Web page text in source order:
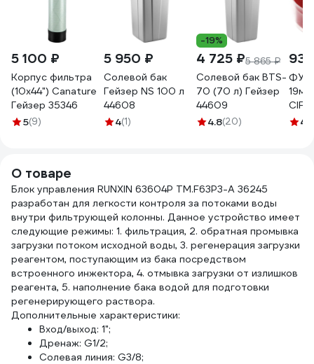
5 100 ₽
Корпус фильтра
(10х44") Canature
Гейзер 35346
5(9)
5 950 ₽
Солевой бак
Гейзер NS 100 л
44608
4(1)
-19%
4 725 ₽5 865 ₽
Солевой бак BTS-
70 (70 л) Гейзер
44609
4.8(20)
93
4.7
О товаре
Блок управления RUNXIN 63604P TM.F63P3-A 36245
разработан для легкости контроля за потоками воды
внутри фильтрующей колонны. Данное устройство имеет
следующие режимы: 1. фильтрация, 2. обратная промывка
загрузки потоком исходной воды, 3. регенерация загрузки
реагентом, поступающим из бака посредством
встроенного инжектора, 4. отмывка загрузки от излишков
реагента, 5. наполнение бака водой для подготовки
регенерирующего раствора.
Дополнительные характеристики:
Вход/выход: 1";
Дренаж: G1/2;
Солевая линия: G3/8;